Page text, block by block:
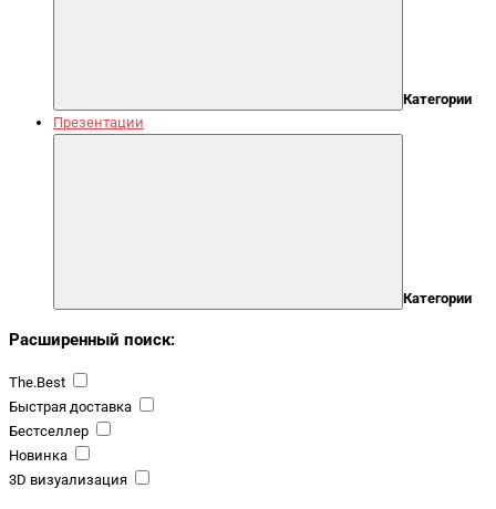
Категории
Презентации
Категории
Расширенный поиск:
The.Best
Быстрая доставка
Бестселлер
Новинка
3D визуализация